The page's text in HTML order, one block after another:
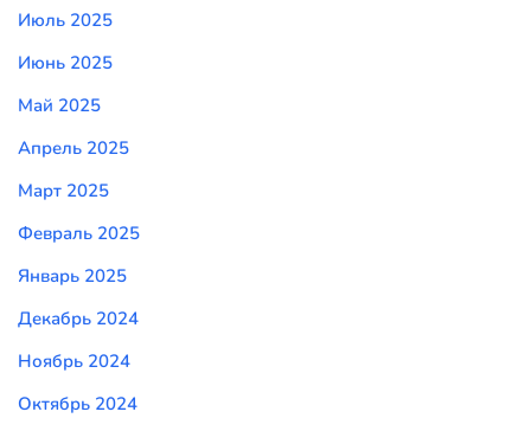
Июль 2025
Июнь 2025
Май 2025
Апрель 2025
Март 2025
Февраль 2025
Январь 2025
Декабрь 2024
Ноябрь 2024
Октябрь 2024